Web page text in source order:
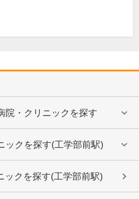
院・クリニックを探す
ックを探す(工学部前駅)
ックを探す(工学部前駅)